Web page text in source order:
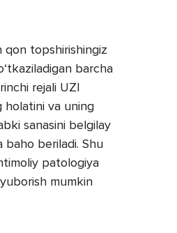
qon topshirishingiz
barcha
rejali UZI
holatini va uning
sanasini belgilay
baho beriladi. Shu
patologiya
mumkin